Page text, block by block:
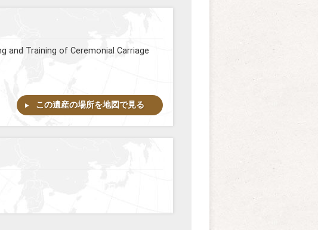
and Training of Ceremonial Carriage
この遺産の場所を地図で見る